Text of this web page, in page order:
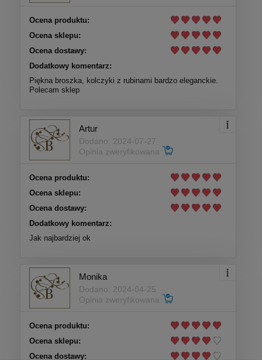
Ocena produktu:
Ocena sklepu:
Ocena dostawy:
Dodatkowy komentarz:
Piękna broszka, kolczyki z rubinami bardzo eleganckie.
Polecam sklep
Artur
Dodano: 2024-07-27
Opinia zweryfikowana
Ocena produktu:
Ocena sklepu:
Ocena dostawy:
Dodatkowy komentarz:
Jak najbardziej ok
Monika
Dodano: 2024-04-25
Opinia zweryfikowana
Ocena produktu:
Ocena sklepu:
Ocena dostawy: